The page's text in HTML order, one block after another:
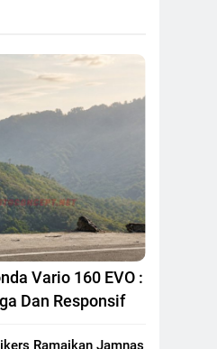
Vario 160 EVO :
Dan Responsif
Ramaikan Jamnas